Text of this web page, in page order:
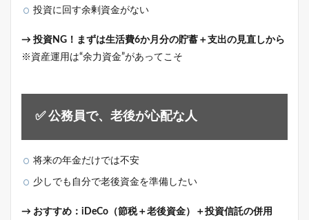
投資に回す余剰資金がない
→ 投資NG！まずは生活費6か月分の貯蓄＋支出の見直しから
※資産運用は“余力資金”があってこそ
✅ 公務員で、老後が心配な人
将来の年金だけでは不安
少しでも自分で老後資金を準備したい
→ おすすめ：iDeCo（節税＋老後資金）＋投資信託の併用